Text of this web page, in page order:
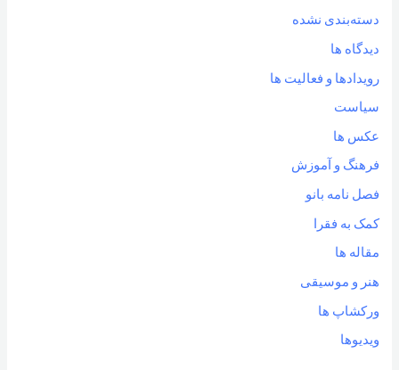
دسته‌بندی نشده
دیدگاه ها
رویدادها و فعالیت ها
سیاست
عکس ها
فرهنگ و آموزش
فصل نامه بانو
کمک به فقرا
مقاله ها
هنر و موسیقی
ورکشاپ ها
ویدیوها